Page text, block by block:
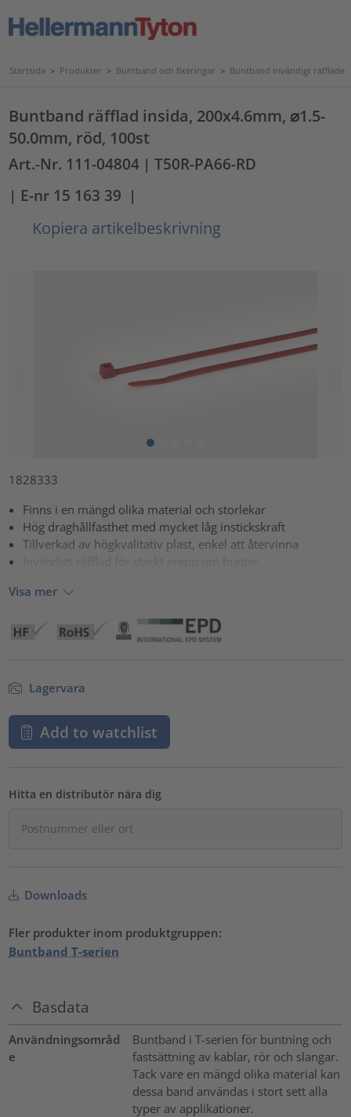
Startsida > Produkter > Buntband och fixeringar > Buntband invändigt räfflade
Buntband räfflad insida, 200x4.6mm, ⌀1.5-
50.0mm, röd, 100st
Art.-Nr. 111-04804 | T50R-PA66-RD
| E-nr 15 163 39 |
Kopiera artikelbeskrivning
1828333
Finns i en mängd olika material och storlekar
Hög draghållfasthet med mycket låg instickskraft
Tillverkad av högkvalitativ plast, enkel att återvinna
Invändigt räfflad för starkt grepp om buntar
Visa mer
Lagervara
Add to watchlist
Hitta en distributör nära dig
Downloads
Fler produkter inom produktgruppen:
Buntband T-serien
Basdata
Användningsområd
e
Buntband i T-serien för buntning och
fastsättning av kablar, rör och slangar.
Tack vare en mängd olika material kan
dessa band användas i stort sett alla
typer av applikationer.